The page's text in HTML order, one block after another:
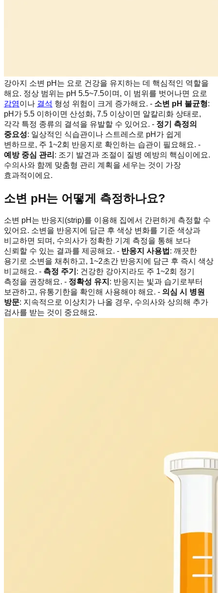
강아지 소변 pH는 요로 건강을 유지하는 데 핵심적인 역할을
해요. 정상 범위는 pH 5.5~7.5이며, 이 범위를 벗어나면 요로
감염이나 결석 형성 위험이 크게 증가해요. - 소변 pH 불균형:
pH가 5.5 이하이면 산성화, 7.5 이상이면 알칼리화 상태로,
각각 특정 종류의 결석을 유발할 수 있어요. - 정기 측정의
중요성: 일상적인 식습관이나 스트레스로 pH가 쉽게
변하므로, 주 1~2회 반응지로 확인하는 습관이 필요해요. -
예방 중심 관리 : 조기 발견과 조절이 질병 예방의 핵심이에요.
수의사와 함께 맞춤형 관리 계획을 세우는 것이 가장
효과적이에요.
소변 pH는 어떻게 측정하나요?
소변 pH는 반응지(strip)를 이용해 집에서 간편하게 측정할 수
있어요. 소변을 반응지에 담근 후 색상 변화를 기준 색상과
비교하면 되며, 수의사가 정확한 기계 측정을 통해 보다
신뢰할 수 있는 결과를 제공해요. - 반응지 사용법 : 깨끗한
용기로 소변을 채취하고, 1~2초간 반응지에 담근 후 즉시 색상
비교해요. - 측정 주기 : 건강한 강아지라도 주 1~2회 정기
측정을 권장해요. - 정확성 유지 : 반응지는 빛과 습기로부터
보관하고, 유통기한을 확인해 사용해야 해요. - 의심 시 병원
방문: 지속적으로 이상치가 나올 경우, 수의사와 상의해 추가
검사를 받는 것이 중요해요.